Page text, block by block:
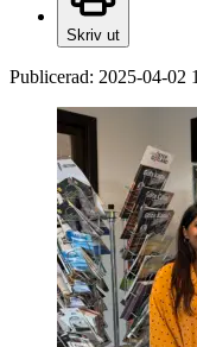
Skriv ut
Publicerad: 2025-04-02